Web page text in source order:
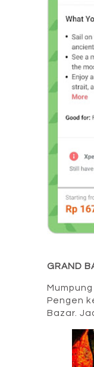
GRAND
Pengen
Bazar.